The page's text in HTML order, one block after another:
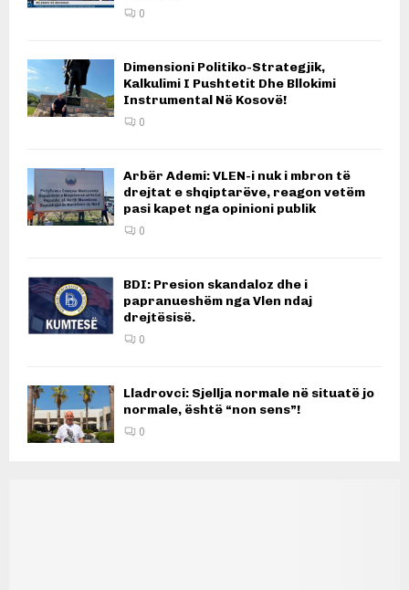
0
Dimensioni Politiko-Strategjik,
Kalkulimi I Pushtetit Dhe Bllokimi
Instrumental Në Kosovë!
0
Arbër Ademi: VLEN-i nuk i mbron të
drejtat e shqiptarëve, reagon vetëm
pasi kapet nga opinioni publik
0
BDI: Presion skandaloz dhe i
papranueshëm nga Vlen ndaj
drejtësisë.
0
Lladrovci: Sjellja normale në situatë jo
normale, është “non sens”!
0